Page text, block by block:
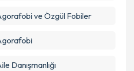
ve Özgül Fobiler
Danışmanlığı